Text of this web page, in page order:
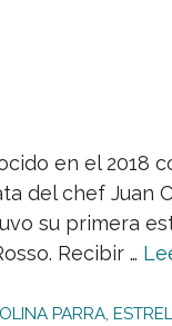
en el 2018
del chef Juan
su primera
Recibir …
PARRA,